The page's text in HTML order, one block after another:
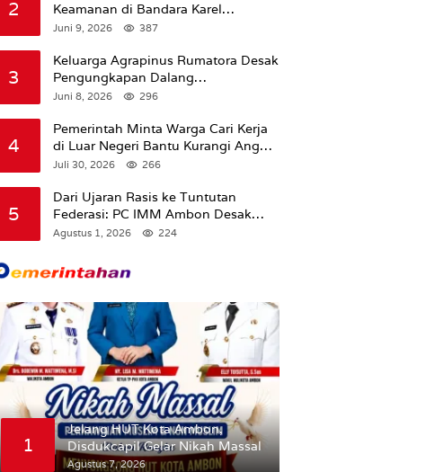
2
Keamanan di Bandara Karel
Sadsuitubun Langgur
Juni 9, 2026 387
3
Keluarga Agrapinus Rumatora Desak
Pengungkapan Dalang
Pembunuhan, Siap Bawa Kasus ke
Juni 8, 2026 296
4
Pemerintah Minta Warga Cari Kerja
di Luar Negeri Bantu Kurangi Angka
Pengangguran
Juli 30, 2026 266
5
Dari Ujaran Rasis ke Tuntutan
Federasi: PC IMM Ambon Desak
Klarifikasi Presiden dan Imbau
Putih Di Maluku.
Agustus 1, 2026 224
1
Jelang HUT Kota Ambon,
Disdukcapil Gelar Nikah Massal
Agustus 7, 2026